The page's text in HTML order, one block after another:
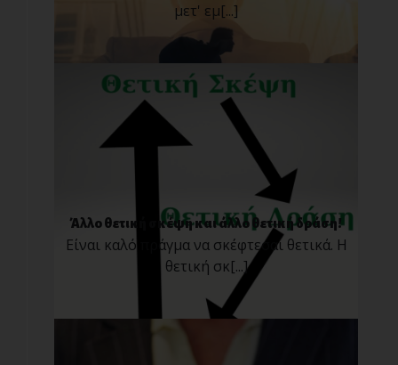
μετ' εμ[...]
Άλλο θετική σκέψη και άλλο θετική δράση!
Είναι καλό πράγμα να σκέφτεσαι θετικά. H
θετική σκ[...]